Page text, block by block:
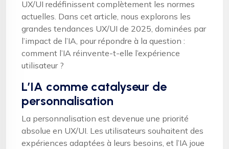
UX/UI redéfinissent complètement les normes
actuelles. Dans cet article, nous explorons les
grandes tendances UX/UI de 2025, dominées par
l’impact de l’IA, pour répondre à la question :
comment l’IA réinvente-t-elle l’expérience
utilisateur ?
L’IA comme catalyseur de
personnalisation
La personnalisation est devenue une priorité
absolue en UX/UI. Les utilisateurs souhaitent des
expériences adaptées à leurs besoins, et l’IA joue